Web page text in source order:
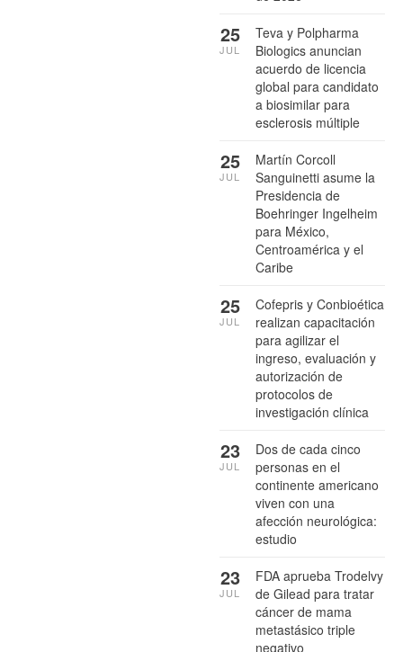
Teva y Polpharma
Biologics anuncian
acuerdo de licencia
global para candidato
a biosimilar para
esclerosis múltiple
25
JUL
Martín Corcoll
Sanguinetti asume la
Presidencia de
Boehringer Ingelheim
para México,
Centroamérica y el
Caribe
25
JUL
Cofepris y Conbioética
realizan capacitación
para agilizar el
ingreso, evaluación y
autorización de
protocolos de
investigación clínica
25
JUL
Dos de cada cinco
personas en el
continente americano
viven con una
afección neurológica:
estudio
23
JUL
FDA aprueba Trodelvy
de Gilead para tratar
cáncer de mama
metastásico triple
negativo
23
JUL